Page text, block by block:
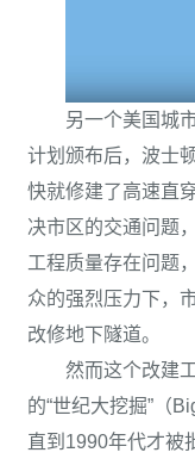
另一个美国城
计划颁布后，波士
快就修建了高速直
决市区的交通问题
工程质量存在问题
众的强烈压力下，
改修地下隧道。
然而这个改建
的“世纪大挖掘”（
直到1990年代才被